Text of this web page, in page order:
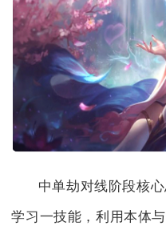
中单劫对线阶段核
学习一技能，利用本体